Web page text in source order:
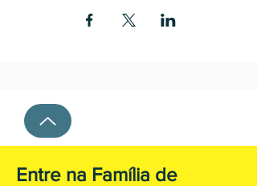
Entre na Família de